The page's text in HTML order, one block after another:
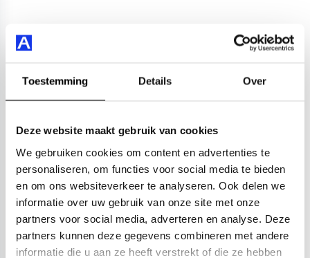
Toestemming Details Over
Deze website maakt gebruik van cookies
We gebruiken cookies om content en advertenties te
personaliseren, om functies voor social media te bieden
en om ons websiteverkeer te analyseren. Ook delen we
informatie over uw gebruik van onze site met onze
partners voor social media, adverteren en analyse. Deze
partners kunnen deze gegevens combineren met andere
informatie die u aan ze heeft verstrekt of die ze hebben